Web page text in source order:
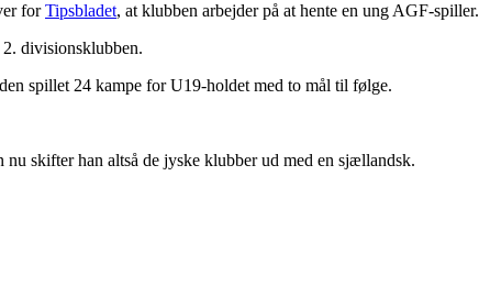
forTipsbladet, at klubben arbejder på at hente en ung AGF-spiller.
divisionsklubben.
spillet 24 kampe for U19-holdet med to mål til følge.
skifter han altså de jyske klubber ud med en sjællandsk.